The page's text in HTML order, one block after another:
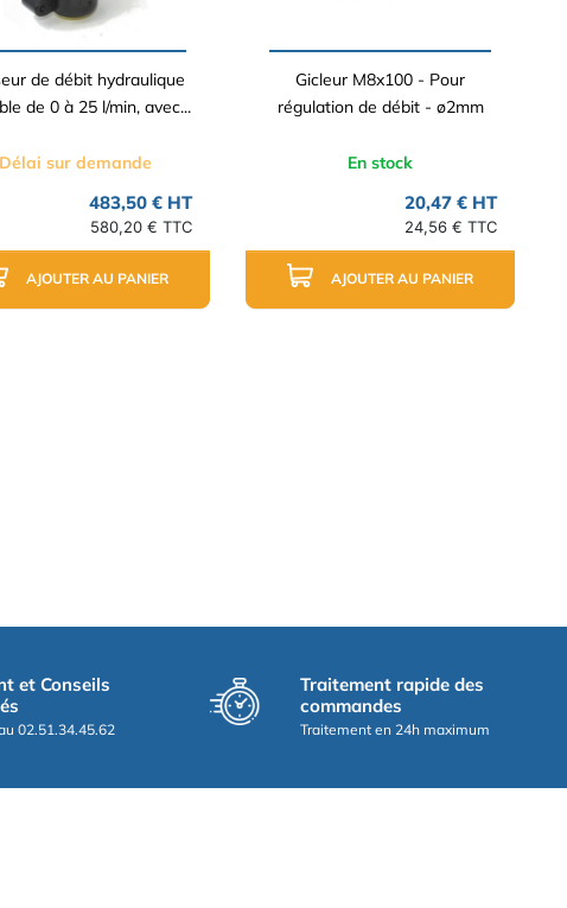
de débit hydraulique
de 0 à 25 l/min, avec...
Délai sur demande
483,50 € HT
580,20 € TTC
AJOUTER AU PANIER
Gicleur M8x100 - Pour
régulation de débit - ø2mm
En stock
20,47 € HT
24,56 € TTC
AJOUTER AU PANIER
et Conseils
02.51.34.45.62
Traitement rapide des
commandes
Traitement en 24h maximum